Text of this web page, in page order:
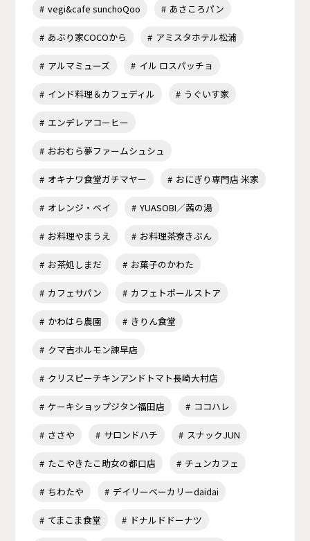
vegi&cafe sunchoQoo あさころパン
あぶり家COCOから アミスタホテル松浦
アルマミューズ イル ロスパッチョ
インド料理＆カフェディル うぐいす家
エンデレアコーヒー
おおむら夢ファームシュシュ
オキナワ食堂ガチマヤー おにぎり専門店 米家
オレンジ・ベイ YUASOBI／茜の湯
お料理やまうえ お料理茶寮きぶん
お茶処しまだ お菓子のかわた
カフェサパン カフェトポールストア
かわはら農園 きりん食堂
クマ吉ホルモン諫早店
クリスピーチキンアンドトマト長崎大村店
ケーキショップジタン福田店 ココハレ
ささや サロンドハチ スナックJUN
たこやきたこ助女の都口店 チュンカフェ
ちわたや デイリーベーカリーdaidai
てまこま食堂 ドナルドドーナツ